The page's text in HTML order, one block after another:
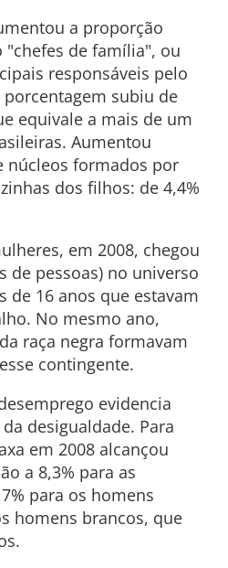
a proporção
"chefes de família", ou
responsáveis pelo
subiu de
equivale a mais de um
Aumentou
núcleos formados por
dos filhos: de 4,4%
em 2008, chegou
de pessoas) no universo
de 16 anos que estavam
No mesmo ano,
raça negra formavam
contingente.
evidencia
desigualdade. Para
em 2008 alcançou
a 8,3% para as
para os homens
homens brancos, que